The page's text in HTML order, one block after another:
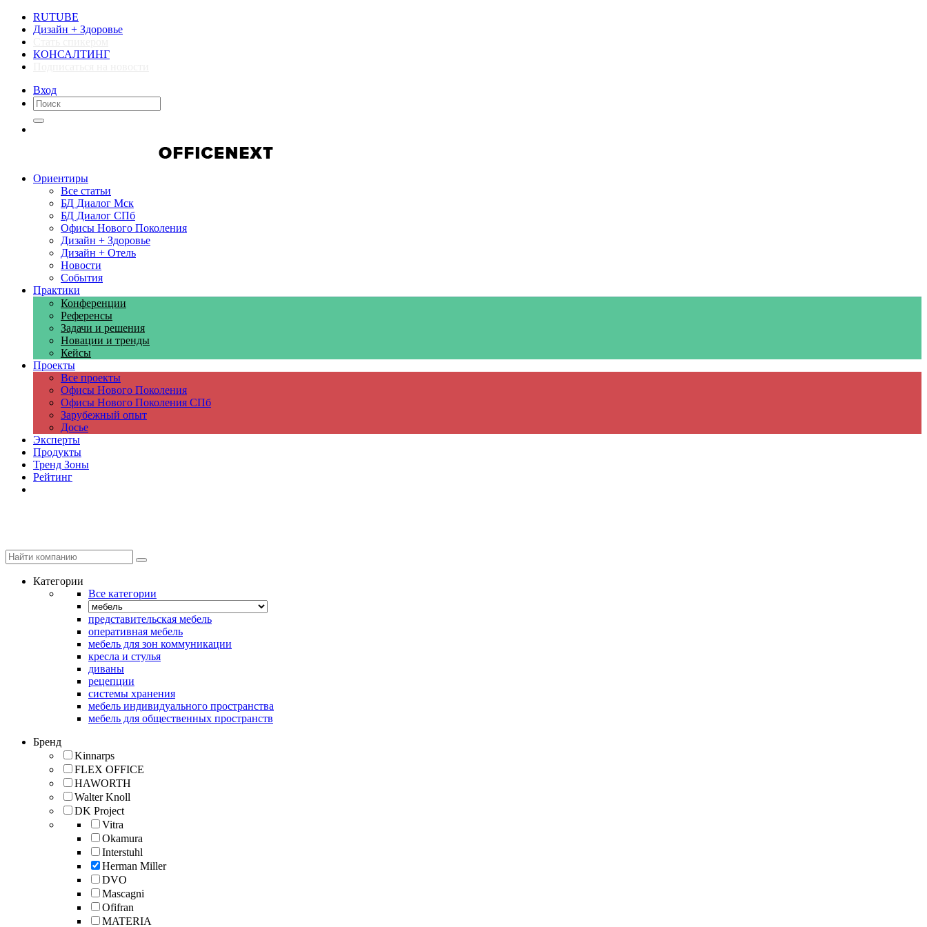
RUTUBE
Дизайн + Здоровье
КОНСАЛТИНГ
Вход
Ориентиры
Все статьи
БД Диалог Мск
БД Диалог СПб
Офисы Нового Поколения
Дизайн + Здоровье
Дизайн + Отель
Новости
События
Практики
Конференции
Референсы
Задачи и решения
Новации и тренды
Кейсы
Проекты
Все проекты
Офисы Нового Поколения
Офисы Нового Поколения СПб
Зарубежный опыт
Досье
Эксперты
Продукты
Тренд Зоны
Рейтинг
Категории
Все категории
представительская мебель
оперативная мебель
мебель для зон коммуникации
кресла и стулья
диваны
рецепции
системы хранения
мебель индивидуального пространства
мебель для общественных пространств
Бренд
Kinnarps
FLEX OFFICE
HAWORTH
Walter Knoll
DK Project
Vitra
Okamura
Interstuhl
Herman Miller
DVO
Mascagni
Ofifran
MATERIA